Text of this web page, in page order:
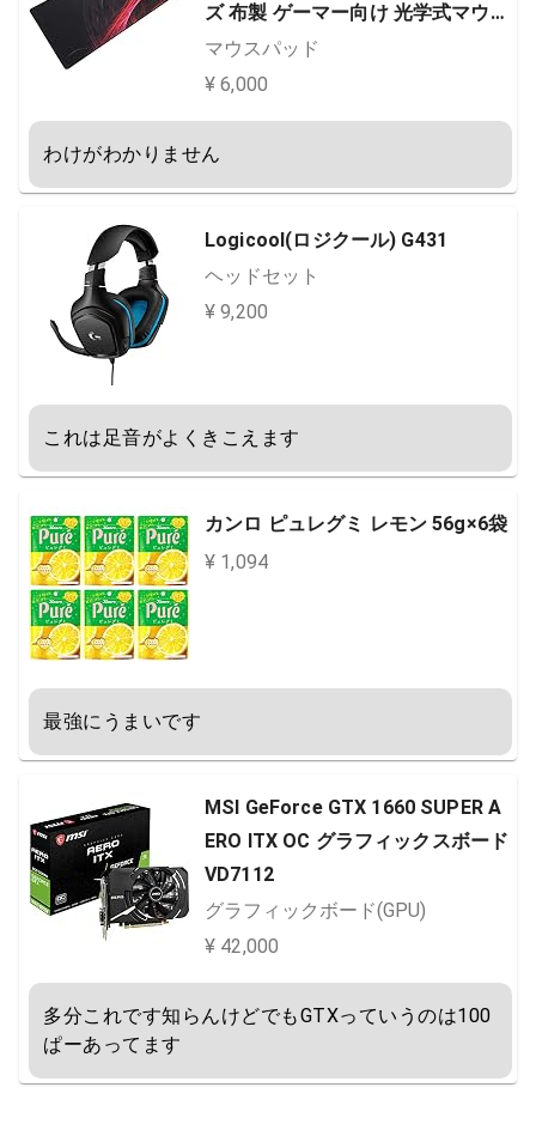
ズ 布製 ゲーマー向け 光学式マウス
適用 2年保証 HX-MPFS-S-XL ( 4P5
Q8AA )
マウスパッド
¥ 6,000
わけがわかりません
Logicool(ロジクール) G431
ヘッドセット
¥ 9,200
これは足音がよくきこえます
カンロ ピュレグミ レモン 56g×6袋
¥ 1,094
最強にうまいです
MSI GeForce GTX 1660 SUPER A
ERO ITX OC グラフィックスボード
VD7112
グラフィックボード(GPU)
¥ 42,000
多分これです知らんけどでもGTXっていうのは100
ぱーあってます